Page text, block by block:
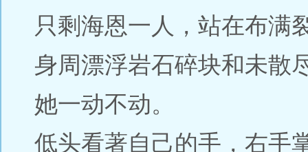
只剩海恩一人，站在布满
身周漂浮岩石碎块和未散
她一动不动。
低头看著自己的手，右手